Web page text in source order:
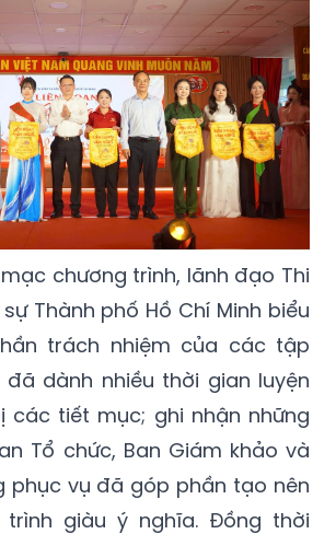
chương trình, lãnh đạo Thi
Thành phố Hồ Chí Minh biểu
trách nhiệm của các tập
dành nhiều thời gian luyện
các tiết mục; ghi nhận những
Tổ chức, Ban Giám khảo và
phục vụ đã góp phần tạo nên
trình giàu ý nghĩa. Đồng thời